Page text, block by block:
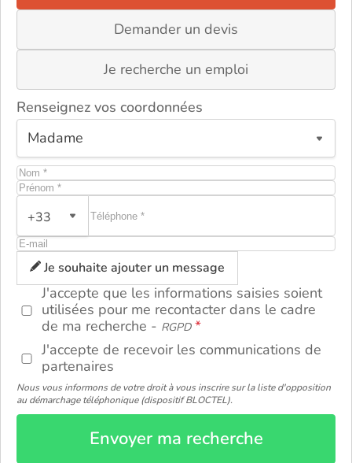
Demander un devis
Je recherche un emploi
Renseignez vos coordonnées
+33
Je souhaite ajouter un message
J'accepte que les informations saisies soient
utilisées pour me recontacter dans le cadre
de ma recherche - RGPD
J'accepte de recevoir les communications de
partenaires
Nous vous informons de votre droit à vous inscrire sur la liste d'opposition
au démarchage téléphonique (dispositif BLOCTEL).
Envoyer ma recherche
ou